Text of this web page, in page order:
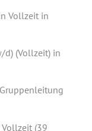
Vollzeit in
d) (Vollzeit) in
(39